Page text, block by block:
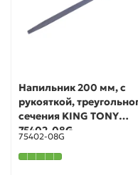
Напильник 200 мм, с
рукояткой,
сечения KING TONY
75402-08G
75402-08G